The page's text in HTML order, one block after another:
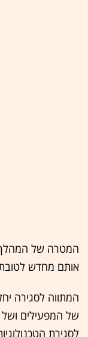
המטרה של המהלך
אותם מחדש לטובת
המתווה לסגירה
של המפעילים
לסגירת